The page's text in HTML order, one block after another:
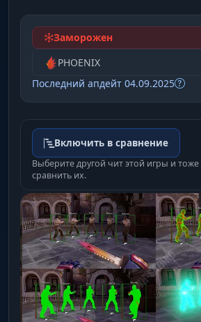
Заморожен
PHOENIX
Последний апдейт 04.09.2025
Включить в сравнение
Выберите другой чит этой игры и
сравнить их.